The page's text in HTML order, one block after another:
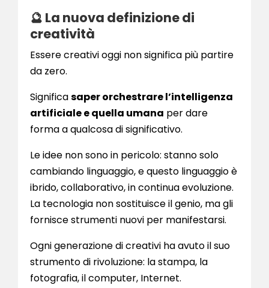
🔮 La nuova definizione di
creatività
Essere creativi oggi non significa più partire
da zero.
Significasaper orchestrare l’intelligenza
artificiale e quella umana per dare
forma a qualcosa di significativo.
Le idee non sono in pericolo: stanno solo
cambiando linguaggio, e questo linguaggio è
ibrido, collaborativo, in continua evoluzione.
La tecnologia non sostituisce il genio, ma gli
fornisce strumenti nuovi per manifestarsi.
Ogni generazione di creativi ha avuto il suo
strumento di rivoluzione: la stampa, la
fotografia, il computer, Internet.